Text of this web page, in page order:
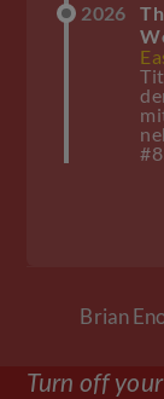
2026
Nächster
Brian
Turn off